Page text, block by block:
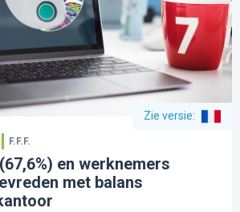
Zie versie:
F.F.F.
en werknemers
met balans